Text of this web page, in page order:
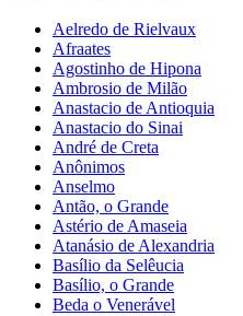
Aelredo de Rielvaux
Afraates
Agostinho de Hipona
Ambrosio de Milão
Anastacio de Antioquia
Anastacio do Sinai
André de Creta
Anônimos
Anselmo
Antão, o Grande
Astério de Amaseia
Atanásio de Alexandria
Basílio da Selêucia
Basílio, o Grande
Beda o Venerável